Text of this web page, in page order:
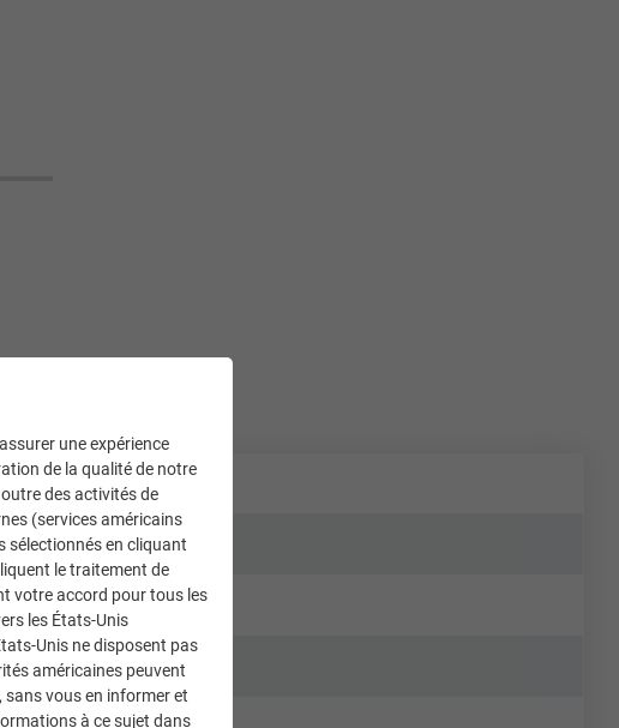
une expérience
de la qualité de notre
des activités de
(services américains
sélectionnés en cliquant
le traitement de
votre accord pour tous les
les États-Unis
Unis ne disposent pas
américaines peuvent
vous en informer et
à ce sujet dans